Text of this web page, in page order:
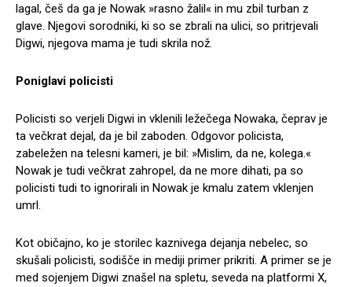
lagal, češ da ga je Nowak »rasno žalil« in mu zbil turban z
glave. Njegovi sorodniki, ki so se zbrali na ulici, so pritrjevali
Digwi, njegova mama je tudi skrila nož.
Poniglavi policisti
Policisti so verjeli Digwi in vklenili ležečega Nowaka, čeprav je
ta večkrat dejal, da je bil zaboden. Odgovor policista,
zabeležen na telesni kameri, je bil: »Mislim, da ne, kolega.«
Nowak je tudi večkrat zahropel, da ne more dihati, pa so
policisti tudi to ignorirali in Nowak je kmalu zatem vklenjen
umrl.
Kot običajno, ko je storilec kaznivega dejanja nebelec, so
skušali policisti, sodišče in mediji primer prikriti. A primer se je
med sojenjem Digwi znašel na spletu, seveda na platformi X,